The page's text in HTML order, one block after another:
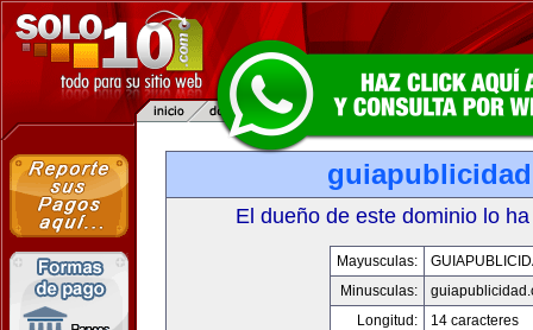
El dueño de este dominio lo
Mayusculas:
Minusculas:
Longitud:
14 caracteres